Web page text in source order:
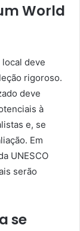
World
deve
rigoroso.
deve
à
e, se
Em
UNESCO
serão
se